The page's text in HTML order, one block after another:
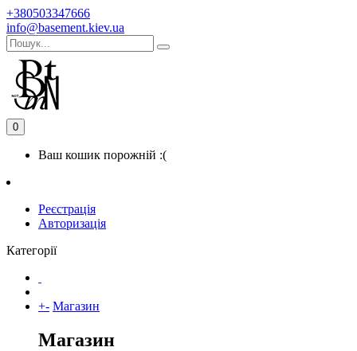
+380503347666
info@basement.kiev.ua
0
Ваш кошик порожній :(
Реєстрація
Авторизація
Категорії
+- Магазин
Магазин